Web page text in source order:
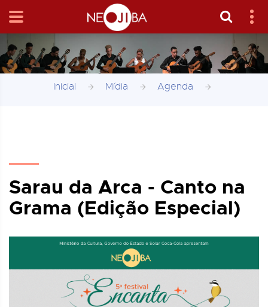
Inicial Mídia Agenda
Sarau da Arca - Canto na
Grama (Edição Especial)